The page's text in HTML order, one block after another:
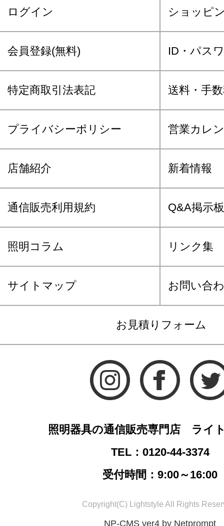
ログイン ショッピ
会員登録(無料) ID・パス
特定商取引法表記 送料・手
プライバシーポリシー 営業カレ
店舗紹介 新着情報
通信販売利用規約 Q&A掲示板
照明コラム リンク集
サイトマップ お問い合
お見積りフォーム
照明器具の通信販売専門店 ライ
TEL：0120-44-3374
受付時間：9:00～16:00
Copyright(C) Lightstyle All Rights
NP-CMS ver4 by Netprompt